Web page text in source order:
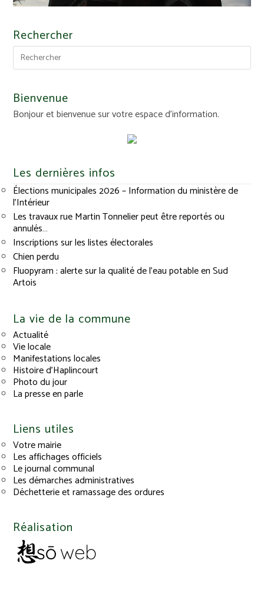
Rechercher
Bienvenue
Bonjour et bienvenue sur votre espace d'information.
Les dernières infos
Élections municipales 2026 – Information du ministère de
l’Intérieur
Les travaux rue Martin Tonnelier peut être reportés ou
annulés…
Inscriptions sur les listes électorales
Chien perdu
Fluopyram : alerte sur la qualité de l’eau potable en Sud
Artois
La vie de la commune
Actualité
Vie locale
Manifestations locales
Histoire d’Haplincourt
Photo du jour
La presse en parle
Liens utiles
Votre mairie
Les affichages officiels
Le journal communal
Les démarches administratives
Déchetterie et ramassage des ordures
Réalisation